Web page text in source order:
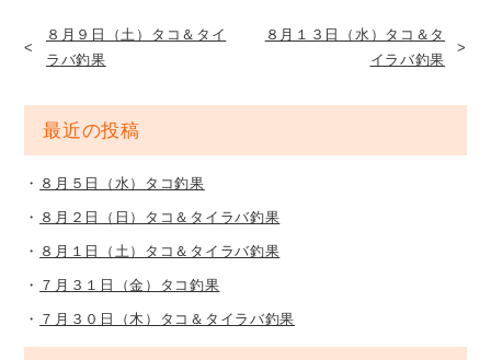
８月９日（土）タコ＆タイ
ラバ釣果
８月１３日（水）タコ＆タ
イラバ釣果
最近の投稿
８月５日（水）タコ釣果
８月２日（日）タコ＆タイラバ釣果
８月１日（土）タコ＆タイラバ釣果
７月３１日（金）タコ釣果
７月３０日（木）タコ＆タイラバ釣果